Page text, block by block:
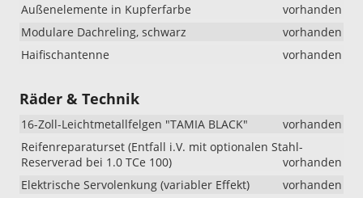
Außenelemente in Kupferfarbe
vorhanden
Modulare Dachreling, schwarz
vorhanden
Haifischantenne
vorhanden
Räder & Technik
16-Zoll-Leichtmetallfelgen "TAMIA BLACK"
vorhanden
Reifenreparaturset (Entfall i.V. mit optionalen Stahl-
Reserverad bei 1.0 TCe 100)
vorhanden
Elektrische Servolenkung (variabler Effekt)
vorhanden